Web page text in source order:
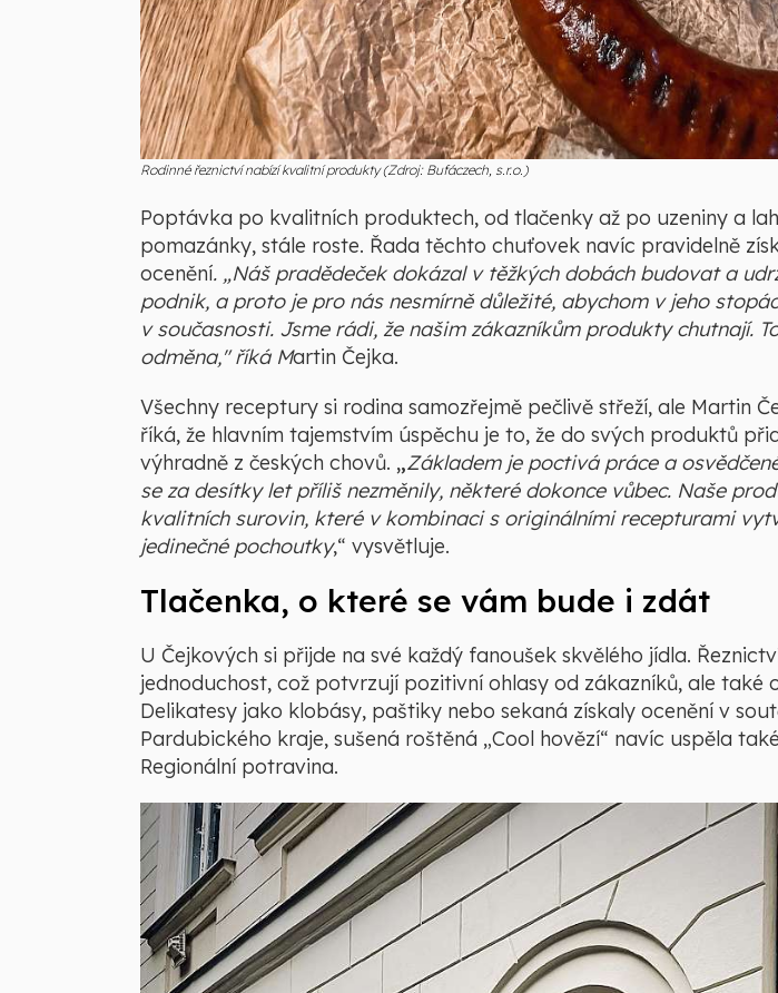
Rodinné řeznictví nabízí kvalitní produkty (Zdroj: Bufáczech, s.r.o.)
Poptávka po kvalitních produktech, od tlačenky až po uzeniny a
pomazánky, stále roste. Řada těchto chuťovek navíc pravidelně
ocenění. „Náš pradědeček dokázal v těžkých dobách budovat a
podnik, a proto je pro nás nesmírně důležité, abychom v jeho
v současnosti. Jsme rádi, že našim zákazníkům produkty chutnají.
odměna," říká Martin Čejka.
Všechny receptury si rodina samozřejmě pečlivě střeží, ale Martin
říká, že hlavním tajemstvím úspěchu je to, že do svých produktů
výhradně z českých chovů. „Základem je poctivá práce a
se za desítky let příliš nezměnily, některé dokonce vůbec. Naše
kvalitních surovin, které v kombinaci s originálními recepturami
jedinečné pochoutky,“ vysvětluje.
Tlačenka, o které se vám bude i zdát
U Čejkových si přijde na své každý fanoušek skvělého jídla.
jednoduchost, což potvrzují pozitivní ohlasy od zákazníků, ale také
Delikatesy jako klobásy, paštiky nebo sekaná získaly ocenění v
Pardubického kraje, sušená roštěná „Cool hovězí“ navíc uspěla
Regionální potravina.